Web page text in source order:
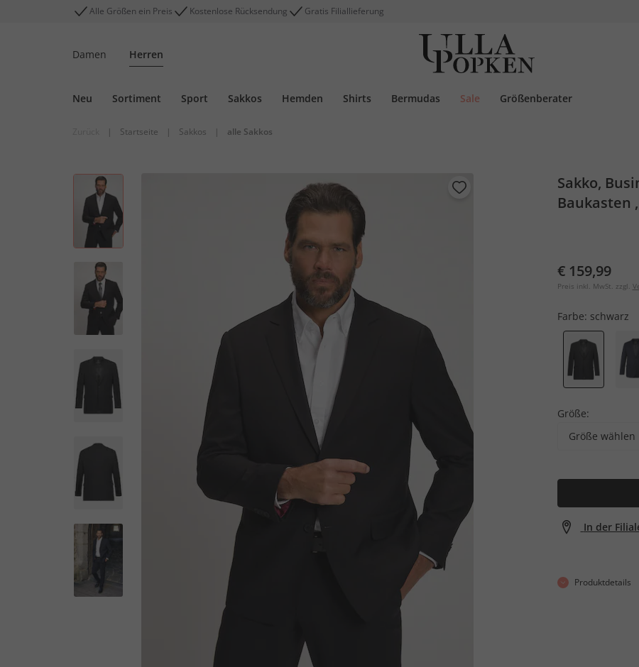
Alle Größen ein Preis Kostenlose Rücksendung Gratis Filiallieferung
Damen Herren
Neu Sortiment Sport Sakkos Hemden Shirts Bermudas Sale Größenberater
| Startseite | Sakkos | alle Sakkos
Sakko,
Baukasten
€ 159,99
Preis inkl. MwSt. zzgl.
Farbe: schwarz
Größe:
Größe wählen
In der
Produktdetails